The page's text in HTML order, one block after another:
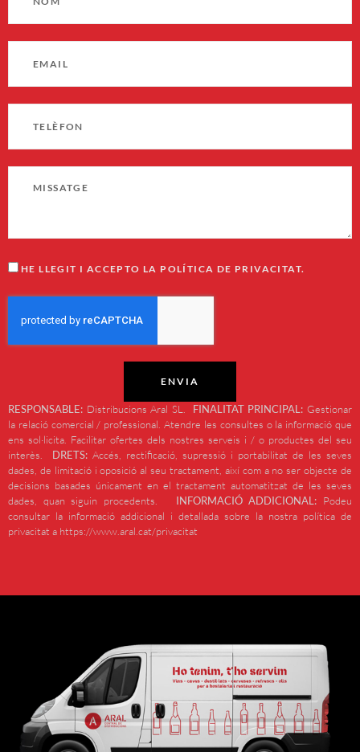
HE LLEGIT I ACCEPTO LA POLÍTICA DE PRIVACITAT.
ENVIA
RESPONSABLE: Distribucions Aral SL. FINALITAT PRINCIPAL: Gestionar
la relació comercial / professional. Atendre les consultes o la informació que
ens sol·licita. Facilitar ofertes dels nostres serveis i / o productes del seu
interès. DRETS: Accés, rectificació, supressió i portabilitat de les seves
dades, de limitació i oposició al seu tractament, així com a no ser objecte de
decisions basades únicament en el tractament automatitzat de les seves
dades, quan siguin procedents. INFORMACIÓ ADDICIONAL: Podeu
consultar la informació addicional i detallada sobre la nostra política de
privacitat a https://www.aral.cat/privacitat